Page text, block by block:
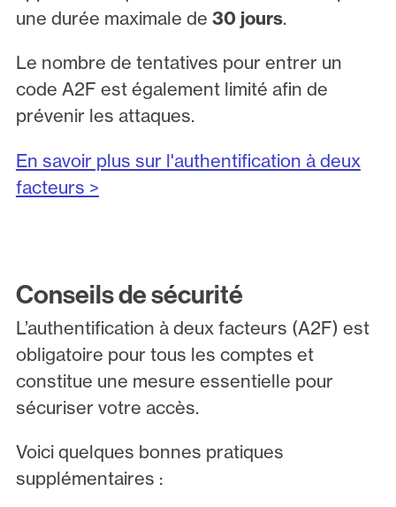
une durée maximale de 30 jours.
Le nombre de tentatives pour entrer un
code A2F est également limité afin de
prévenir les attaques.
En savoir plus sur l'authentification à deux
facteurs >
Conseils de sécurité
L’authentification à deux facteurs (A2F) est
obligatoire pour tous les comptes et
constitue une mesure essentielle pour
sécuriser votre accès.
Voici quelques bonnes pratiques
supplémentaires :